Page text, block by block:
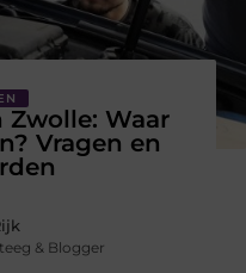
Zwolle: Waar
Vragen en
& Blogger